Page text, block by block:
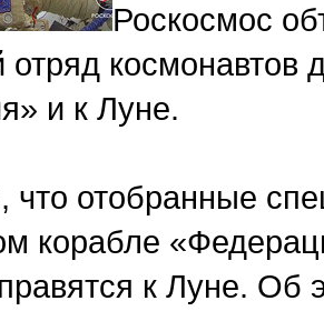
Роскосмос
отряд
и к Луне.
что отобранные
корабле
к Луне.